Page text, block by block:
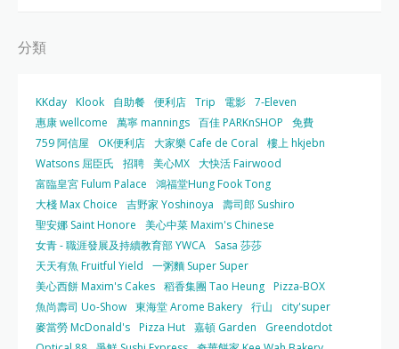
分類
KKday Klook 自助餐 便利店 Trip 電影 7-Eleven
惠康 wellcome
萬寧 mannings 百佳 PARKnSHOP
免費
759 阿信屋
OK便利店 大家樂 Cafe de Coral
樓上 hkjebn
Watsons 屈臣氏
招聘 美心MX 大快活 Fairwood
富臨皇宮 Fulum Palace
鴻福堂Hung Fook Tong
大棧 Max Choice
吉野家 Yoshinoya
壽司郎 Sushiro
聖安娜 Saint Honore
美心中菜 Maxim's Chinese
女青 - 職涯發展及持續教育部 YWCA
Sasa 莎莎
天天有魚 Fruitful Yield
一粥麵 Super Super
美心西餅 Maxim's Cakes 稻香集團 Tao Heung Pizza-BOX
魚尚壽司 Uo-Show 東海堂 Arome Bakery 行山
city'super
麥當勞 McDonald's Pizza Hut 嘉頓 Garden
Greendotdot